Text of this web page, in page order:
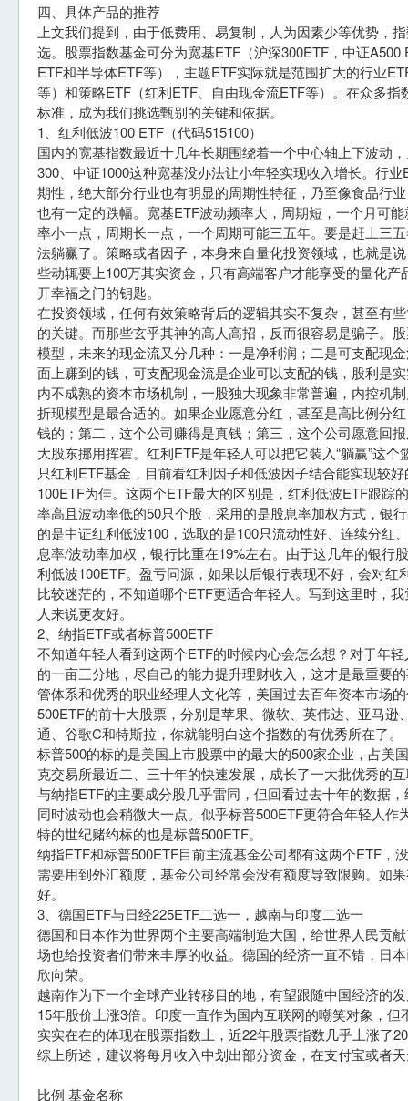
四、具体产品的推荐
上文我们提到，由于低费用、易复制，人为因素少等优势，
选。股票指数基金可分为宽基ETF（沪深300ETF，中证
ETF和半导体ETF等），主题ETF实际就是范围扩大的行业
等）和策略ETF（红利ETF、自由现金流ETF等）。在众多指
标准，成为我们挑选甄别的关键和依据。
1、红利低波100 ETF（代码515100）
国内的宽基指数最近十几年长期围绕着一个中心轴上下波动
300、中证1000这种宽基没办法让小年轻实现收入增长。行
期性，绝大部分行业也有明显的周期性特征，乃至像食品行
也有一定的跌幅。宽基ETF波动频率大，周期短，一个月可
率小一点，周期长一点，一个周期可能三五年。要是赶上三
法躺赢了。策略或者因子，本身来自量化投资领域，也就是
些动辄要上100万其实资金，只有高端客户才能享受的量化
开幸福之门的钥匙。
在投资领域，任何有效策略背后的逻辑其实不复杂，甚至有
的关键。而那些玄乎其神的高人高招，反而很容易是骗子。
模型，未来的现金流又分几种：一是净利润；二是可支配现
面上赚到的钱，可支配现金流是企业可以支配的钱，股利是
内不成熟的资本市场机制，一股独大现象非常普遍，内控机
折现模型是最合适的。如果企业愿意分红，甚至是高比例分
钱的；第二，这个公司赚得是真钱；第三，这个公司愿意回
大股东挪用挥霍。红利ETF是年轻人可以把它装入“躺赢”这
只红利ETF基金，目前看红利因子和低波因子结合能实现较
100ETF为佳。这两个ETF最大的区别是，红利低波ETF跟踪
率高且波动率低的50只个股，采用的是股息率加权方式，银
的是中证红利低波100，选取的是100只流动性好、连续分红
息率/波动率加权，银行比重在19%左右。由于这几年的银行
利低波100ETF。盈亏同源，如果以后银行表现不好，会对红
比较迷茫的，不知道哪个ETF更适合年轻人。写到这里时，
人来说更友好。
2、纳指ETF或者标普500ETF
不知道年轻人看到这两个ETF的时候内心会怎么想？对于年
的一亩三分地，尽自己的能力提升理财收入，这才是最重要
管体系和优秀的职业经理人文化等，美国过去百年资本市场
500ETF的前十大股票，分别是苹果、微软、英伟达、亚马逊
通、谷歌C和特斯拉，你就能明白这个指数的有优秀所在了。
标普500的标的是美国上市股票中的最大的500家企业，占美
克交易所最近二、三十年的快速发展，成长了一大批优秀的
与纳指ETF的主要成分股几乎雷同，但回看过去十年的数据
同时波动也会稍微大一点。似乎标普500ETF更符合年轻人
特的世纪赌约标的也是标普500ETF。
纳指ETF和标普500ETF目前主流基金公司都有这两个ETF，
需要用到外汇额度，基金公司经常会没有额度导致限购。如
好。
3、德国ETF与日经225ETF二选一，越南与印度二选一
德国和日本作为世界两个主要高端制造大国，给世界人民贡
场也给投资者们带来丰厚的收益。德国的经济一直不错，日
欣向荣。
越南作为下一个全球产业转移目的地，有望跟随中国经济的
15年股价上涨3倍。印度一直作为国内互联网的嘲笑对象，
实实在在的体现在股票指数上，近22年股票指数几乎上涨了
综上所述，建议将每月收入中划出部分资金，在支付宝或者
比例 基金名称